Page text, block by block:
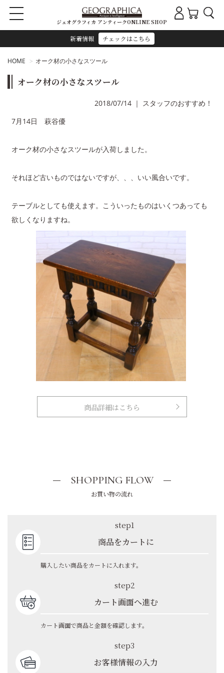
新着情報 チェックはこちら
ジェオグラフィカ アンティークONLINE SHOP
HOME オーク材の小さなスツール
オーク材の小さなスツール
2018/07/14 ｜ スタッフのおすすめ！
7月14日 萩谷優
オーク材の小さなスツールが入荷しました。
それほど古いものではないですが、、、いい風合いです。
テーブルとしても使えます。こういったものはいくつあっても
欲しくなりますね。
商品詳細はこちら
SHOPPING FLOW
お買い物の流れ
step1
商品をカートに
購入したい商品をカートに入れます。
step2
カート画面へ進む
カート画面で商品と金額を確認します。
step3
お客様情報の入力